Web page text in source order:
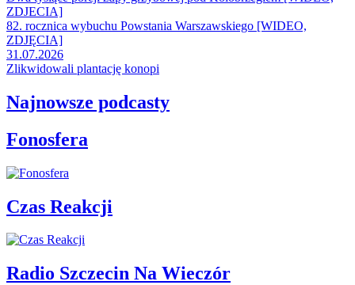
ZDJECIA]
82. rocznica wybuchu Powstania Warszawskiego [WIDEO,
ZDJĘCIA]
31.07.2026
Zlikwidowali plantację konopi
Najnowsze podcasty
Fonosfera
Czas Reakcji
Radio Szczecin Na Wieczór